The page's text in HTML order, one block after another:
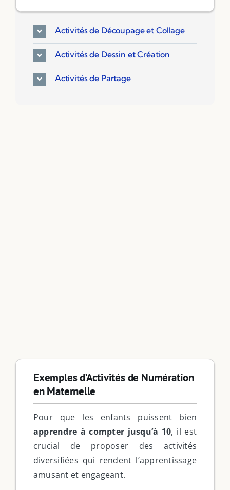
Activités de Découpage et Collage
Activités de Dessin et Création
Activités de Partage
Exemples d’Activités de Numération
en Maternelle
Pour que les enfants puissent bien
apprendre à compter jusqu’à 10, il est
crucial de proposer des activités
diversifiées qui rendent l’apprentissage
amusant et engageant.